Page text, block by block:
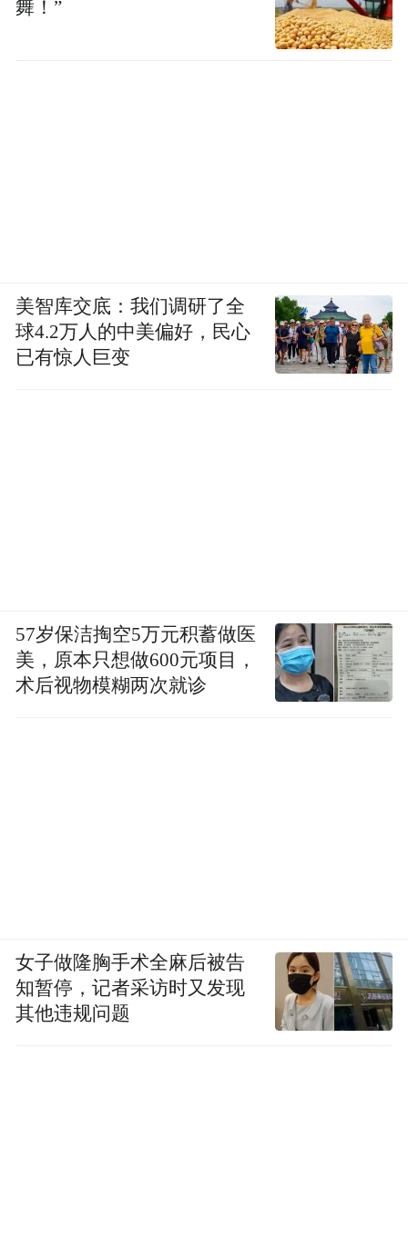
舞！”
美智库交底：我们调研了全
球4.2万人的中美偏好，民心
已有惊人巨变
57岁保洁掏空5万元积蓄做医
美，原本只想做600元项目，
术后视物模糊两次就诊
女子做隆胸手术全麻后被告
知暂停，记者采访时又发现
其他违规问题